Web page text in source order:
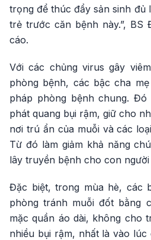
trọng để thúc đẩy sản sinh đủ
trẻ trước căn bệnh này.”, BS
cáo.
Với các chủng virus gây
phòng bệnh, các bậc cha
pháp phòng bệnh chung.
phát quang bụi rậm, giữ cho
nơi trú ẩn của muỗi và các
Từ đó làm giảm khả năng
lây truyền bệnh cho con người
Đặc biệt, trong mùa hè, các
phòng tránh muỗi đốt bằng
mặc quần áo dài, không cho
nhiều bụi rậm, nhất là vào lúc